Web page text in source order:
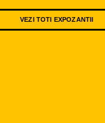
VEZI TOTI EXPOZANTII